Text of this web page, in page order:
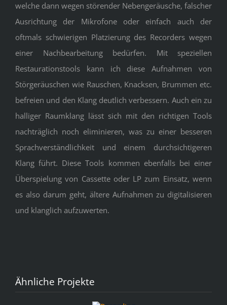
welche dann wegen störender Nebengeräusche, falscher
Ausrichtung der Mikrofone oder einfach auch der
oftmals schwierigen Platzierung des Recorders wegen
einer Nachbearbeitung bedürfen. Mit speziellen
Restaurationstools kann ich diese Aufnahmen von
Störgeräuschen wie Rauschen, Knacksen, Brummen etc.
befreien und den Klang deutlich verbessern. Auch ein zu
halliger Raumklang lässt sich mit den richtigen Tools
nachträglich noch eliminieren, was zu einer besseren
Sprachverständlichkeit und einem durchsichtigeren
Klang führt. Diese Tools kommen ebenfalls bei einer
Überspielung von Cassette oder LP zum Einsatz, wenn
es also darum geht, ältere Aufnahmen zu digitalisieren
und klanglich aufzuwerten.
Ähnliche Projekte